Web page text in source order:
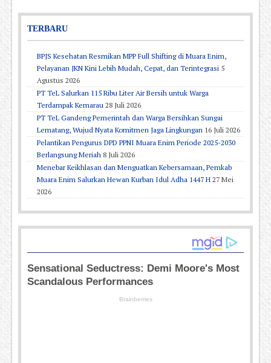
TERBARU
BPJS Kesehatan Resmikan MPP Full Shifting di Muara Enim,
Pelayanan JKN Kini Lebih Mudah, Cepat, dan Terintegrasi 5
Agustus 2026
PT TeL Salurkan 115 Ribu Liter Air Bersih untuk Warga
Terdampak Kemarau 28 Juli 2026
PT TeL Gandeng Pemerintah dan Warga Bersihkan Sungai
Lematang, Wujud Nyata Komitmen Jaga Lingkungan 16 Juli 2026
Pelantikan Pengurus DPD PPNI Muara Enim Periode 2025-2030
Berlangsung Meriah 8 Juli 2026
Menebar Keikhlasan dan Menguatkan Kebersamaan, Pemkab
Muara Enim Salurkan Hewan Kurban Idul Adha 1447 H 27 Mei
2026